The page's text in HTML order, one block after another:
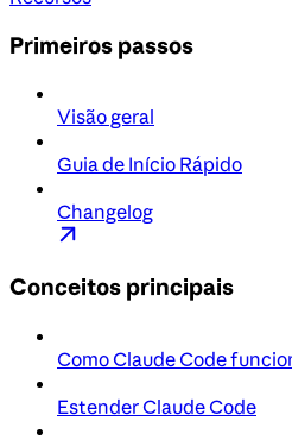
Primeiros passos
Visão geral
Guia de Início Rápido
Changelog
Conceitos principais
Como Claude Code
Estender Claude Code